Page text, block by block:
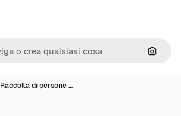
Cerca
Raccolta di persone …